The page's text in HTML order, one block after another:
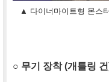
▲ 다이너마이트형 몬스
○ 무기 장착 (개틀링